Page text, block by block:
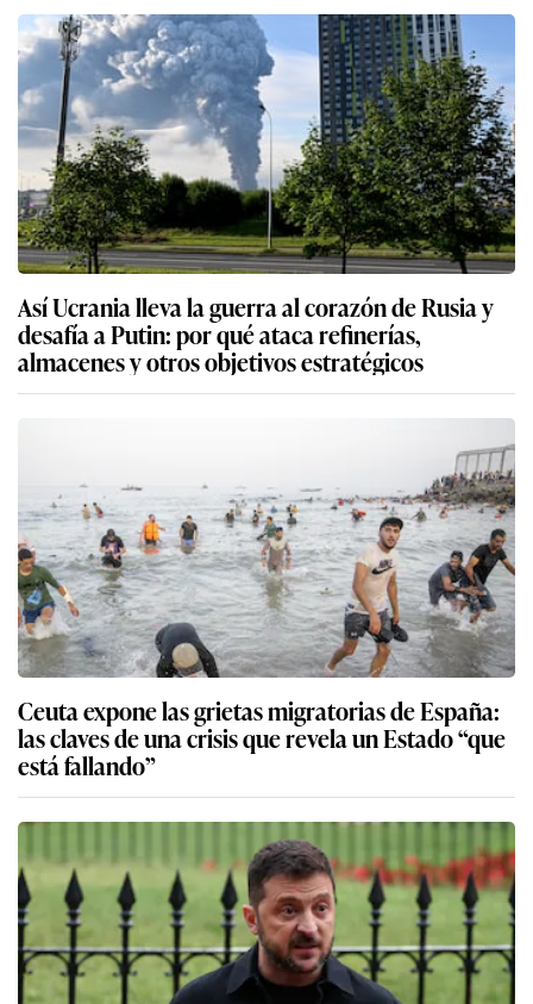
Así Ucrania lleva la guerra al corazón de Rusia y
desafía a Putin: por qué ataca refinerías,
almacenes y otros objetivos estratégicos
Ceuta expone las grietas migratorias de España:
las claves de una crisis que revela un Estado “que
está fallando”